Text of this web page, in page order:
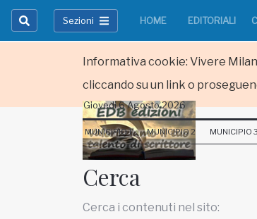
Informativa cookie: Vivere
cliccando su un link o
Sezioni HOME EDITORIALI
Giovedi 6 Agosto 2026
MUNICIPIO 1 MUNICIPIO 2 MUNICIPIO 3
Cerca
Cerca i contenuti nel sito: